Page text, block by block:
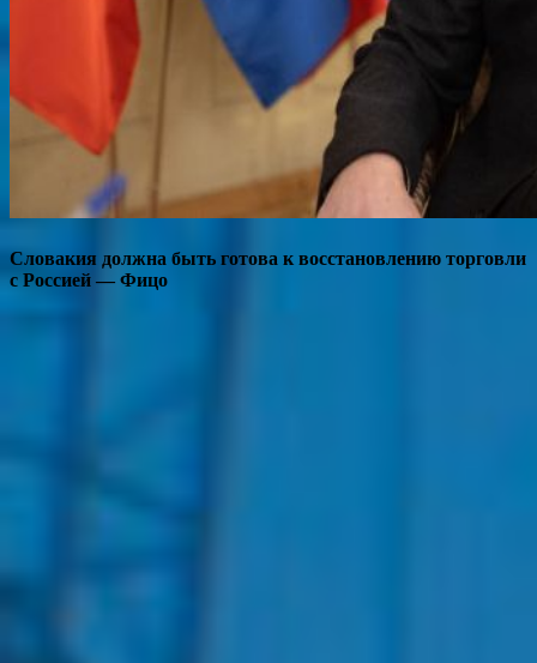
Словакия должна быть готова к восстановлению торговли
с Россией — Фицо